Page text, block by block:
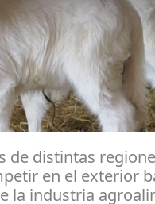
de distintas
en el exterior
la industria